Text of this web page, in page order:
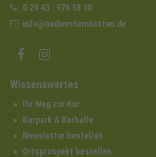
0 29 43 . 976 58 10
info@badwesternkotten.de
Wissenswertes
Ihr Weg zur Kur
Kurpark & Kurhalle
Newsletter bestellen
Ortsprospekt bestellen